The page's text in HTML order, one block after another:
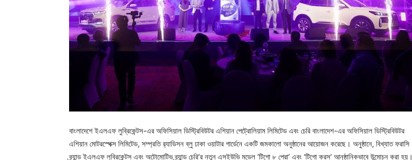
বাংলাদেশে ইএলএফ লুব্রিকেন্টস-এর অফিসিয়াল ডিস্ট্রিবিউটর এশিয়ান পেট্রোলিয়াম লিমিটেড এবং চেরি বাংলাদেশ-এর অফিসিয়াল ডিস্ট্রিবিউটর
এশিয়ান মোটরস্পেক্স লিমিটেড, সম্প্রতি র‍্যাডিসন ব্লু ঢাকা ওয়াটার গার্ডেনে একটি জমকালো অনুষ্ঠানের আয়োজন করেছে। অনুষ্ঠানে, বিখ্যাত ফরাসি
ব্র্যান্ড ইএলএফ লুব্রিকেন্টস এবং অটোমোটিভ ব্র্যান্ড চেরি’র নতুন এসইউভি মডেল ‘টিগো ৮ প্রো’ এবং ‘টিগো ক্রস’ আনুষ্ঠানিকভাবে উন্মোচন করা হয়।